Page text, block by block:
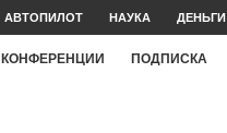
АВТОПИЛОТ НАУКА ДЕНЬГИ
КОНФЕРЕНЦИИ ПОДПИСКА